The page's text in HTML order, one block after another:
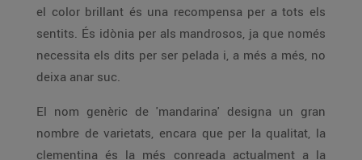
el color brillant és una recompensa per a tots els
sentits. És idònia per als mandrosos, ja que només
necessita els dits per ser pelada i, a més a més, no
deixa anar suc.
El nom genèric de 'mandarina' designa un gran
nombre de varietats, encara que per la qualitat, la
clementina és la més conreada actualment a la